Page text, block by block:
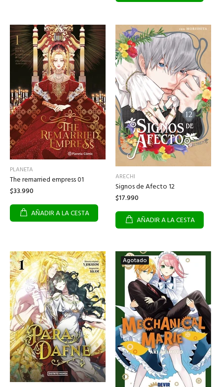
PLANETA
The remarried empress 01
$33.990
AÑADIR A LA CESTA
ARECHI
Signos de Afecto 12
$17.990
AÑADIR A LA CESTA
Agotado